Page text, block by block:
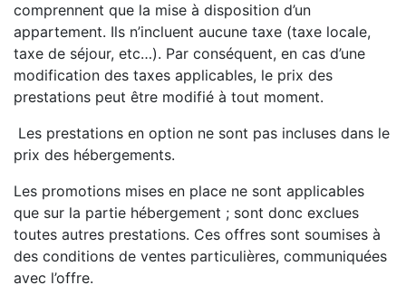
comprennent que la mise à disposition d’un
appartement. Ils n’incluent aucune taxe (taxe locale,
taxe de séjour, etc…). Par conséquent, en cas d’une
modification des taxes applicables, le prix des
prestations peut être modifié à tout moment.
Les prestations en option ne sont pas incluses dans le
prix des hébergements.
Les promotions mises en place ne sont applicables
que sur la partie hébergement ; sont donc exclues
toutes autres prestations. Ces offres sont soumises à
des conditions de ventes particulières, communiquées
avec l’offre.